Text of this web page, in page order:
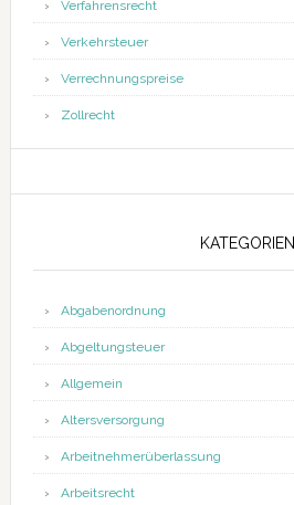
Verfahrensrecht
Verkehrsteuer
Verrechnungspreise
Zollrecht
KATEGORIEN
Abgabenordnung
Abgeltungsteuer
Allgemein
Altersversorgung
Arbeitnehmerüberlassung
Arbeitsrecht